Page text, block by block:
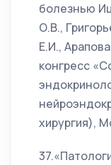
болезнью
О.В.,
Е.И.,
конгресс
хирургия),